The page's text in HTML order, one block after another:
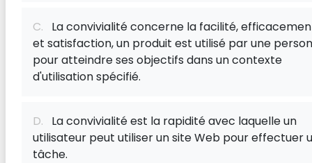
C. La convivialité concerne la facilité,
et satisfaction, un produit est utilisé par une
pour atteindre ses objectifs dans un contexte
d'utilisation spécifié.
D. La convivialité est la rapidité avec laquelle un
utilisateur peut utiliser un site Web pour effectuer
tâche.